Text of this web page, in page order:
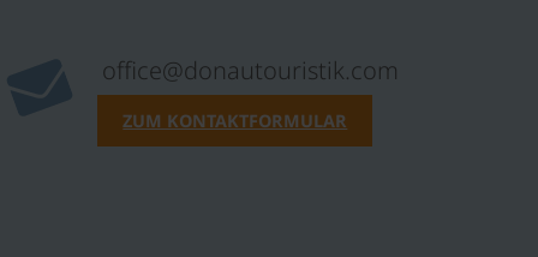
office@donautouristik.com
ZUM KONTAKTFORMULAR